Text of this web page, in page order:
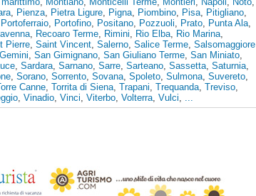
, Pienza, Pietra Ligure, Pigna, Piombino, Pisa, Pitigliano,
Portoferraio, Portofino, Positano, Pozzuoli, Prato, Punta Ala,
, Recoaro Terme, Rimini, Rio Elba, Rio Marina,
Pierre, Saint Vincent, Salerno, Salice Terme, Salsomaggiore
, San Gimignano, San Giuliano Terme, San Miniato,
, Sardara, Sarnano, Sarre, Sarteano, Sassetta, Saturnia,
, Sorano, Sorrento, Sovana, Spoleto, Sulmona, Suvereto,
Canne, Torrita di Siena, Trapani, Trequanda, Treviso,
, Vinadio, Vinci, Viterbo, Volterra, Vulci, ...